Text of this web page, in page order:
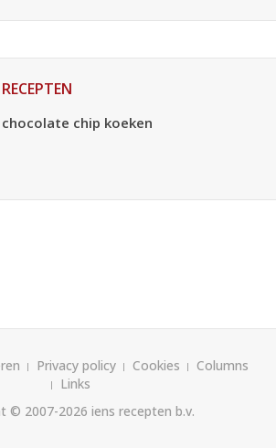
chip koeken
Privacy policy Cookies
Columns
Links
© 2007-2026 iens recepten b.v.